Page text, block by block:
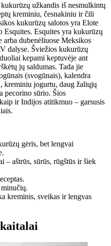
užkandis iš nesmulkintų
kreminiu, česnakiniu ir čili
kukurūzų salotos yra Elote
Esquites. Esquites yra kukurūzų
arba dubenėliuose Meksikos
dalyse. Šviežios kukurūzų
kepami keptuvėje ant
jų saldumas. Tada jie
(svogūnais), kalendra
kreminiu jogurtu, daug žaliųjų
pecorino sūrio. Šios
ir Indijos atitikmuo – garsusis
gėris, bet lengvai
– aštrūs, sūrūs, rūgštūs ir šiek
kreminis, sveikas ir lengvas